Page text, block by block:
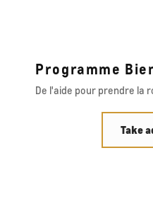
Programme
De l'aide pour prendre la
Take